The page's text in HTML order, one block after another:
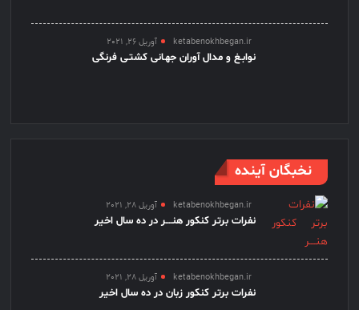
ketabenokhbegan.ir آوریل 26, 2021
نوابـغ و مدال آوران جهـانی کشتـی فرنگی
نخبگان آینده
ketabenokhbegan.ir آوریل 28, 2021
نفرات برتر کنکور هنــــر در ده سال اخیر
ketabenokhbegan.ir آوریل 28, 2021
نفرات برتر کنکور زبان در ده سال اخیر